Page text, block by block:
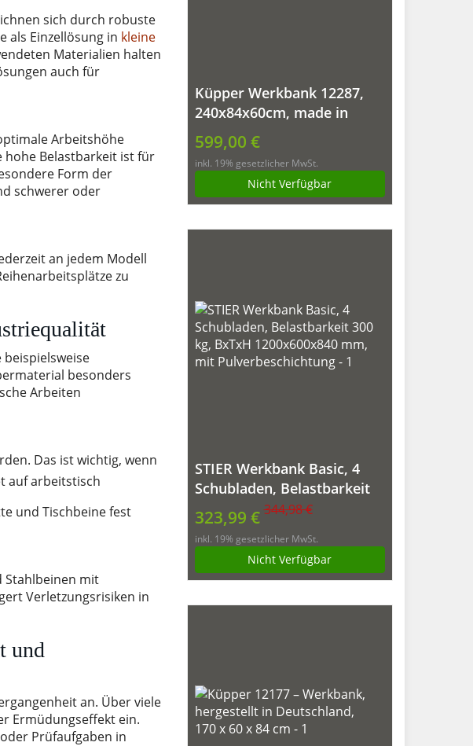
sich durch robuste
als Einzellösung in kleine
Materialien halten
auch für
Arbeitshöhe
hohe Belastbarkeit ist für
Form der
schwerer oder
an jedem Modell
zu
besonders
Arbeiten
Das ist wichtig, wenn
und Tischbeine fest
Stahlbeinen mit
Verletzungsrisiken in
und
an. Über viele
Ermüdungseffekt ein.
Prüfaufgaben in
Küpper Werkbank 12287,
240x84x60cm, made in
Germany
599,00 €
inkl. 19% gesetzlicher MwSt.
Nicht Verfügbar
STIER Werkbank Basic, 4
Schubladen, Belastbarkeit
300 kg, BxTxH
1200x600x840 mm, mit
Pulverbeschichtung
323,99 €344,98 €
inkl. 19% gesetzlicher MwSt.
Nicht Verfügbar